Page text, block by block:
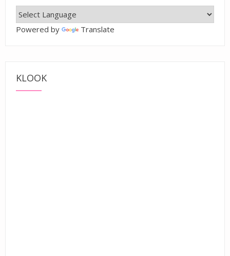
Powered by Translate
KLOOK